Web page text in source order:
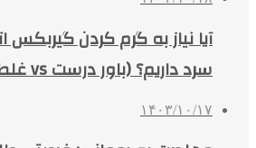
آیا نیاز به گرم کردن گیربکس
سرد داریم؟ (باور درست vs غلط)
۱۴۰۳/۱۰/۱۷